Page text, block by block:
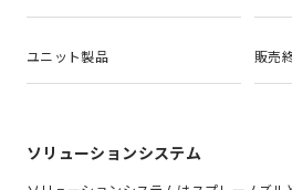
ユニット製品 販売
ソリューションシステム